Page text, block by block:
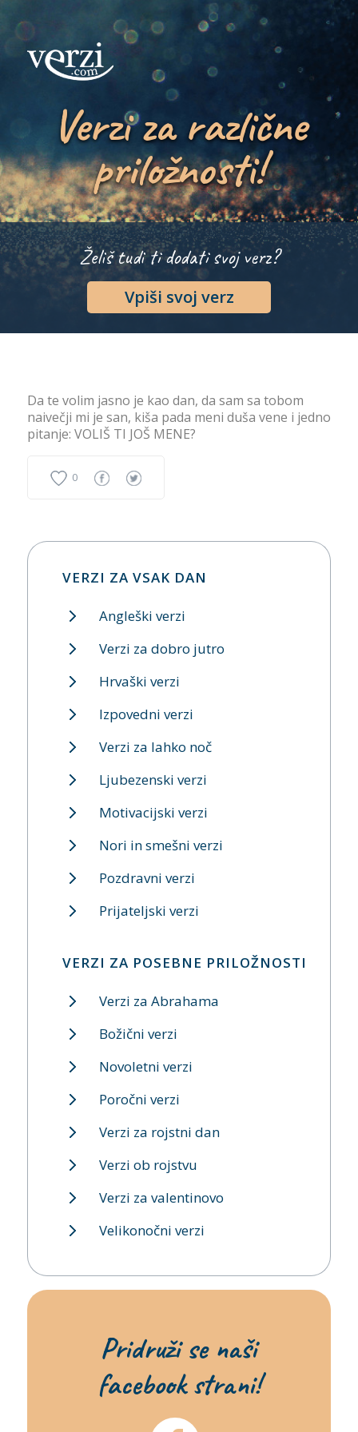
Verzi za različne
priložnosti!
Želiš tudi ti dodati svoj verz?
Vpiši svoj verz
Da te volim jasno je kao dan, da sam sa tobom
naivečji mi je san, kiša pada meni duša vene i jedno
pitanje: VOLIŠ TI JOŠ MENE?
0
VERZI ZA VSAK DAN
Angleški verzi
Verzi za dobro jutro
Hrvaški verzi
Izpovedni verzi
Verzi za lahko noč
Ljubezenski verzi
Motivacijski verzi
Nori in smešni verzi
Pozdravni verzi
Prijateljski verzi
VERZI ZA POSEBNE PRILOŽNOSTI
Verzi za Abrahama
Božični verzi
Novoletni verzi
Poročni verzi
Verzi za rojstni dan
Verzi ob rojstvu
Verzi za valentinovo
Velikonočni verzi
Pridruži se naši
facebook strani!